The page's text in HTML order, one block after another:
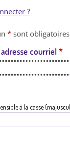
t
a
t
i
?
* sont
courriel *
à la casse